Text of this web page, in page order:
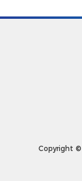
Copyright ©